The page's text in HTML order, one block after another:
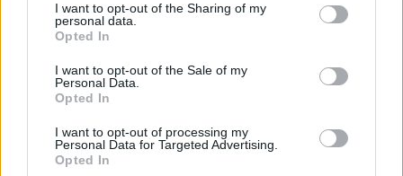
I want to opt-out of the Sharing of my
personal data.
Opted In
I want to opt-out of the Sale of my
Personal Data.
Opted In
I want to opt-out of processing my
Personal Data for Targeted Advertising.
Opted In